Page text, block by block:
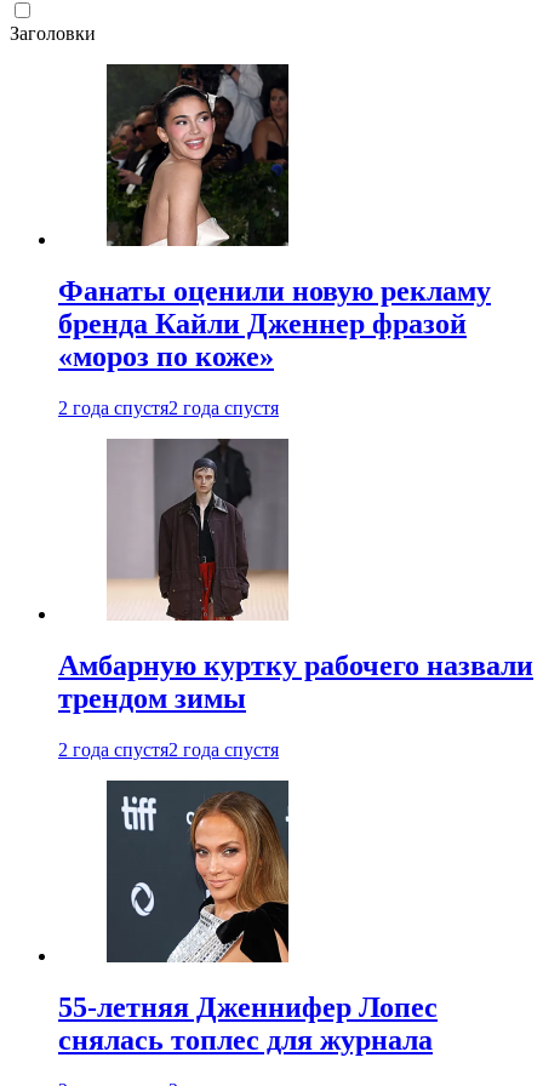
Заголовки
Фанаты оценили новую рекламу
бренда Кайли Дженнер фразой
«мороз по коже»
2 года спустя2 года спустя
Амбарную куртку рабочего назвали
трендом зимы
2 года спустя2 года спустя
55-летняя Дженнифер Лопес
снялась топлес для журнала